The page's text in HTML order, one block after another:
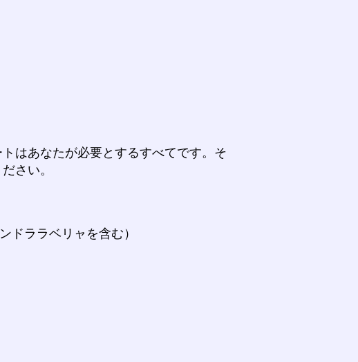
はあなたが必要とするすべてです。そ
さい。
ドララベリャを含む）